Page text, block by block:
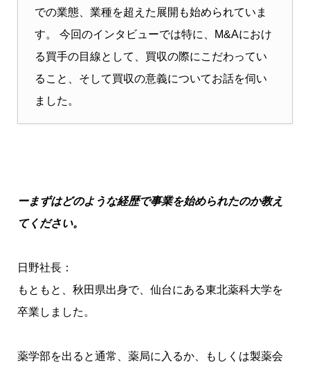
での業態、業種を超えた展開も始められていま
す。 今回のインタビューでは特に、M&Aにおけ
る買手の目線として、買収の際にこだわってい
ること、そして買収の意義についてお話を伺い
ました。
ーまずはどのような経歴で事業を始められたのか教え
てください。
日野社長：
もともと、秋田県出身で、仙台にある東北薬科大学を
卒業しました。
薬学部を出ると通常、薬局に入るか、もしくは製薬会